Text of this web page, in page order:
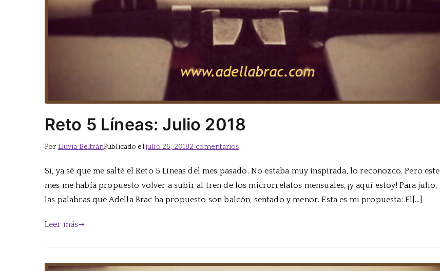
Reto 5 Líneas: Julio 2018
Por Lluvia BeltránPublicado eljulio 26, 20182 comentariosen
5
Líneas:
Julio
Sí, ya sé que me salté el Reto 5 Líneas del mes pasado. No estaba muy inspirada, lo reconozco. Pero este
mes me había propuesto volver a subir al tren de los microrrelatos mensuales, ¡y aquí estoy! Para julio,
las palabras que Adella Brac ha propuesto son balcón, sentado y menor. Esta es mi propuesta: El[…]
Leer más